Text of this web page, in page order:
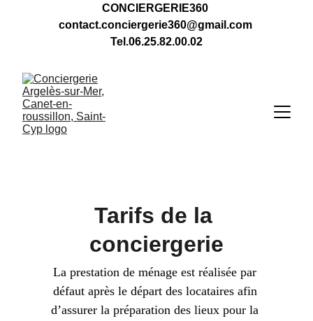
CONCIERGERIE360
contact.conciergerie360@gmail.com
Tel.06.25.82.00.02
Tarifs de la
conciergerie
La prestation de ménage est réalisée par
défaut après le départ des locataires afin
d’assurer la préparation des lieux pour la